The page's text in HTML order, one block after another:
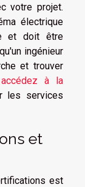
votre projet.
électrique
et doit être
ingénieur
et trouver
accédez à la
les services
et
est